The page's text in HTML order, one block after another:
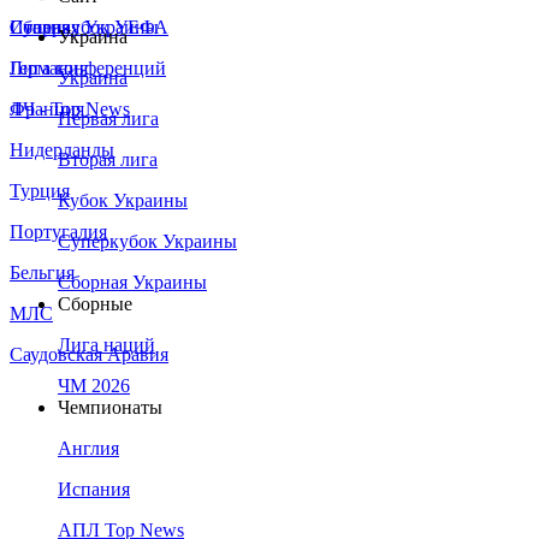
Сборная Украины
Италия
Германия
Франция
Нидерланды
Турция
Португалия
Бельгия
МЛС
Саудовская Аравия
Суперкубок УЕФА
Лига конференций
ЛЧ - Top News
Украина
Украина
Первая лига
Вторая лига
Кубок Украины
Суперкубок Украины
Сборная Украины
Сборные
Лига наций
ЧМ 2026
Чемпионаты
Англия
Испания
АПЛ Top News